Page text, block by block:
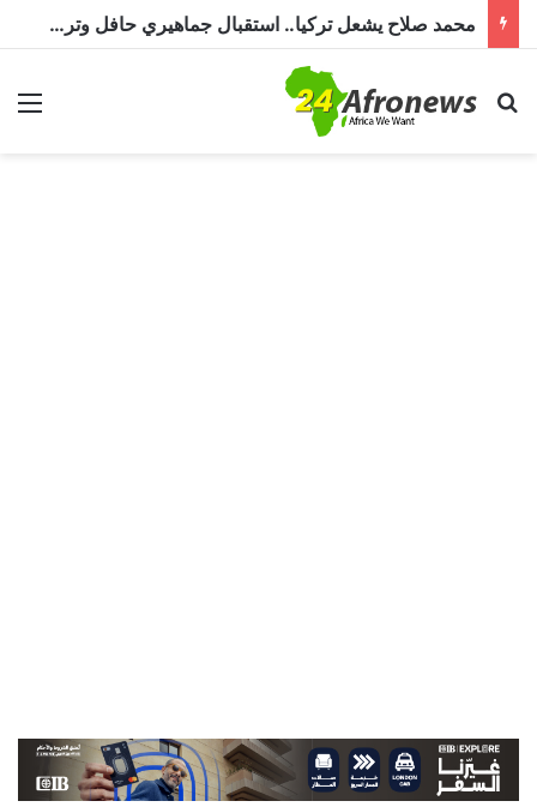
محمد صلاح يشعل تركيا.. استقبال جماهيري حافل وترحيب بـ”الملك المصري” قبل انضمامه إلى طرابزون سبور
بحث عن